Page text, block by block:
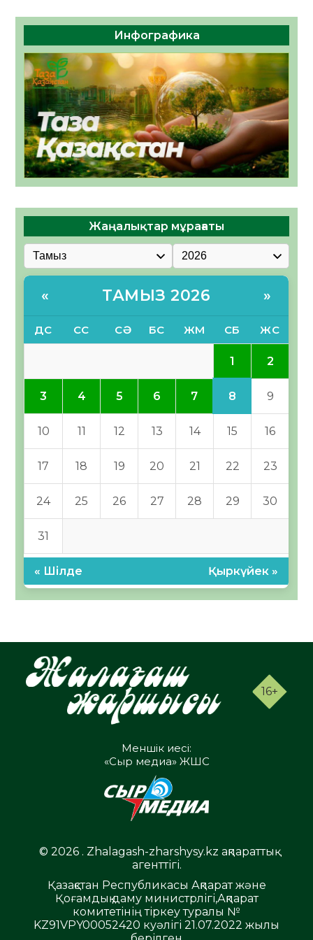
Инфографика
Жаңалықтар мұрағаты
« ТАМЫЗ 2026 »
ДС СС СӘ БС ЖМ СБ ЖС
1 2
3 4 5 6 7 8 9
10 11 12 13 14 15 16
17 18 19 20 21 22 23
24 25 26 27 28 29 30
31
« Шілде Қыркүйек »
16+
Меншік иесі:
«Сыр медиа» ЖШС
© 2026 . Zhalagash-zharshysy.kz ақпараттық
агенттігі.
Қазақстан Республикасы Ақпарат және
Қоғамдық даму министрлігі,Ақпарат
комитетінің тіркеу туралы №
KZ91VPY00052420 куәлігі 21.07.2022 жылы